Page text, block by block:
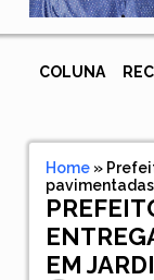
COLUNA
Home»
EM